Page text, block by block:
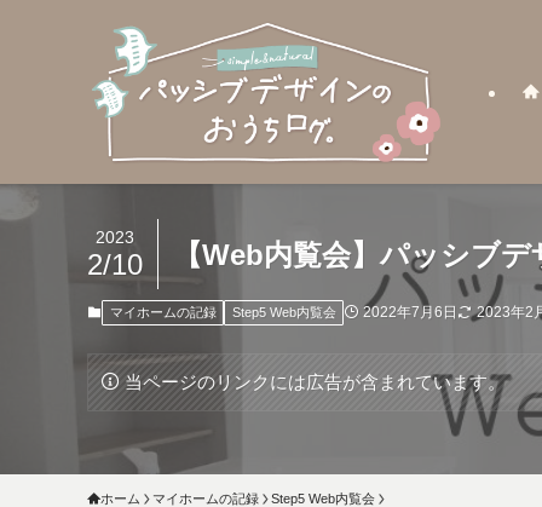
【Web内覧会】パッシブ
2023
2/10
マイホームの記録 Step5 Web内覧会 2022年7月6日 2023年2
当ページのリンクには広告が含まれています。
ホーム マイホームの記録 Step5 Web内覧会